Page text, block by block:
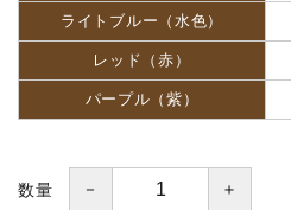
ホルター・ロープ
馬プロテクター・肢巻・わ
鞍・サドル用品・腹帯
ライトブルー（水色）
レッド（赤）
パープル（紫）
数量 － ＋